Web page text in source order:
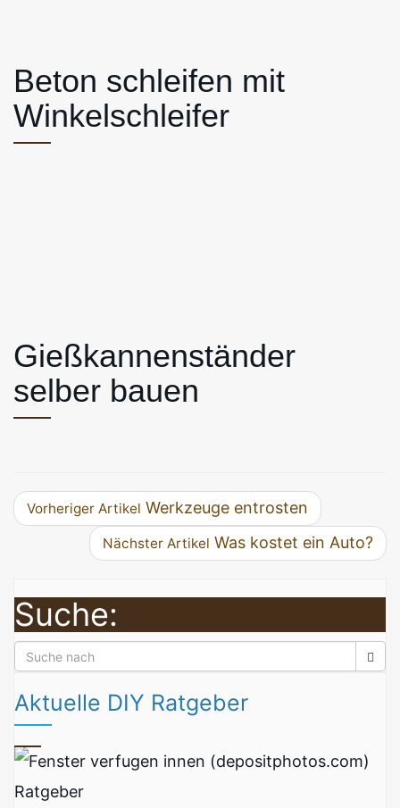
Beton schleifen mit
Winkelschleifer
Gießkannenständer
selber bauen
Vorheriger Artikel Werkzeuge entrosten
Nächster Artikel Was kostet ein Auto?
Suche:
Aktuelle DIY Ratgeber
Ratgeber